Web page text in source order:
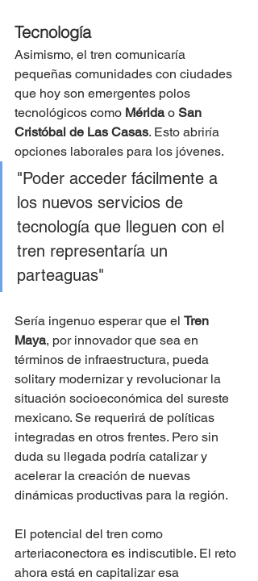
Tecnología
Asimismo, el tren comunicaría
pequeñas comunidades con ciudades
que hoy son emergentes polos
tecnológicos como Mérida o San
Cristóbal de Las Casas. Esto abriría
opciones laborales para los jóvenes.
"Poder acceder fácilmente a
los nuevos servicios de
tecnología que lleguen con el
tren representaría un
parteaguas"
Sería ingenuo esperar que el Tren
Maya, por innovador que sea en
términos de infraestructura, pueda
solitary modernizar y revolucionar la
situación socioeconómica del sureste
mexicano. Se requerirá de políticas
integradas en otros frentes. Pero sin
duda su llegada podría catalizar y
acelerar la creación de nuevas
dinámicas productivas para la región.
El potencial del tren como
arteriaconectora es indiscutible. El reto
ahora está en capitalizar esa